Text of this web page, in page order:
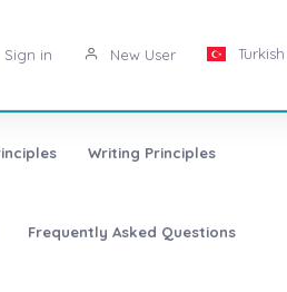
Sign in New User Turkish
Writing Principles
Frequently Asked Questions